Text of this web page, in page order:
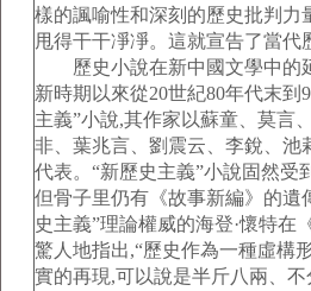
樣的諷喻性和深刻的歷史批判力
甩得干干凈凈。這就宣告了當代
歷史小說在新中國文學中的
新時期以來從20世紀80年代末到
主義”小說,其作家以蘇童、莫言
非、葉兆言、劉震云、李銳、池
代表。“新歷史主義”小說固然受
但骨子里仍有《故事新編》的遺
史主義”理論權威的海登·懷特在
驚人地指出,“歷史作為一種虛構
實的再現,可以說是半斤八兩、不